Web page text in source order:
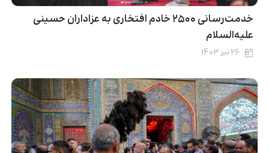
خدمت‌رسانی ۲۵۰۰ خادم افتخاری به عزاداران حسینی
علیه‌السلام
۲۶ تیر ۱۴۰۳